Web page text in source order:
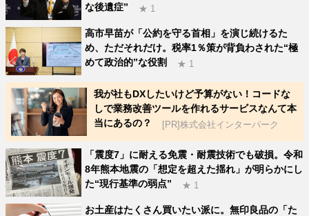
な後遺症”
★ 1
高市早苗が「公約を守る首相」を演じ続けるた
め、ただそれだけ。税率1％策が背負わされた“極
めて政治的”な役割
★ 1
我が社もDXしたいけど予算がない！コードな
しで業務改善ツールを作れるサービスなんて本
当にあるの？
[PR]株式会社インターパーク
「震度7」に耐える免震・耐震技術でも破損。令和
8年熊本地震の「想定を超えた揺れ」が明らかにし
た“現行基準の弱点”
★ 1
お土産はたくさん買いたい派に。無印良品の「た